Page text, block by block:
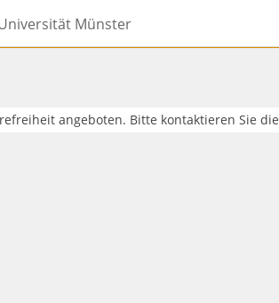
Münster
angeboten. Bitte kontaktieren Sie die